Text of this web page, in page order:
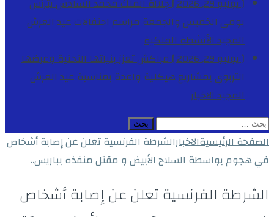
[ يوليو 29, 2026 ]
جلالة الملك محمد السادس يترأس
يومي الخميس والجمعة مراسم احتفالات عيد العرش
المجيدالأنشطة الملكية
[ يوليو 29, 2026 ]
مراكش تعزز بنياتها التحتية وعرضها
التربوي بمشاريع هيكلية واعدة بمناسبة عيد العرش
المجيدالاخبار
البحث
عن:
الصفحة الرئيسيةالاخبارالشرطة الفرنسية تعلن عن إصابة أشخاص
في هجوم بواسطة السلاح الأبيض و مقتل منفذه بباريس..
الشرطة الفرنسية تعلن عن إصابة أشخاص